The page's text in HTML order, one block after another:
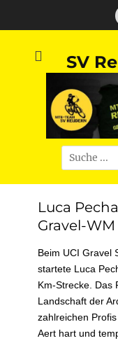
SV
Suchen
nach:
Luca
Gravel-
Beim UCI Gravel
startete Luca
Km-Strecke. Das
Landschaft der
zahlreichen
Aert hart und